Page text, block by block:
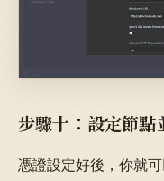
步驟十：設定節點
憑證設定好後，你就